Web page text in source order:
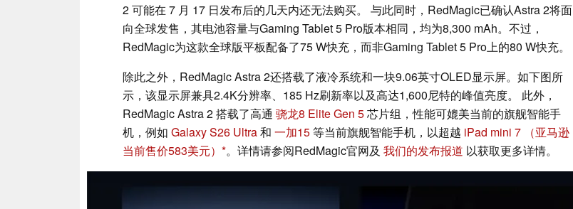
2 可能在 7 月 17 日发布后的几天内还无法购买。 与此同时，RedMagic已确认Astra 2将面
向全球发售，其电池容量与Gaming Tablet 5 Pro版本相同，均为8,300 mAh。不过，
RedMagic为这款全球版平板配备了75 W快充，而非Gaming Tablet 5 Pro上的80 W快充。
除此之外，RedMagic Astra 2还搭载了液冷系统和一块9.06英寸OLED显示屏。如下图所
示，该显示屏兼具2.4K分辨率、185 Hz刷新率以及高达1,600尼特的峰值亮度。 此外，
RedMagic Astra 2 搭载了高通 骁龙8 Elite Gen 5芯片组，性能可媲美当前的旗舰智能手
机，例如 Galaxy S26 Ultra和 一加15等当前旗舰智能手机，以超越 iPad mini 7 （亚马逊
当前售价583美元）
。详情请参阅RedMagic官网及 我们的发布报道 以获取更多详情。